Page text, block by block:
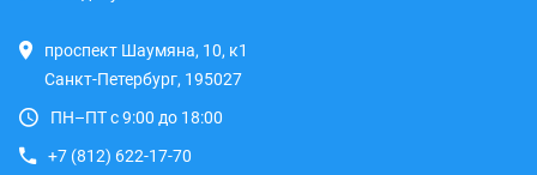
проспект Шаумяна, 10, к1
Санкт-Петербург, 195027
ПН–ПТ с 9:00 до 18:00
+7 (812) 622-17-70